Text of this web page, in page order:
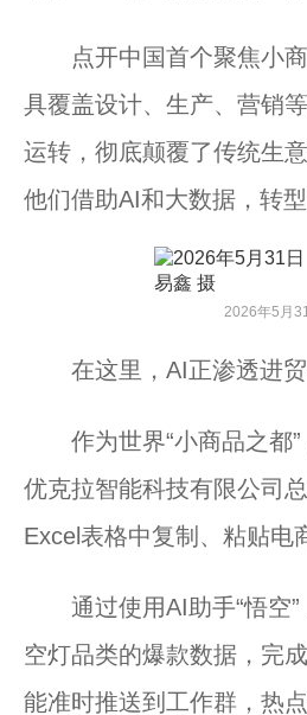
点开中国首个聚焦小商
具覆盖设计、生产、营销
运转，彻底颠覆了传统生
他们借助AI和大数据，转
2026年5月
在这里，AI正渗透进贸
作为世界“小商品之都”
优克拉智能科技有限公司
Excel表格中复制、粘贴电
通过使用AI助手“悟空”
空灯品类的爆款数据，完
能准时推送到工作群，热